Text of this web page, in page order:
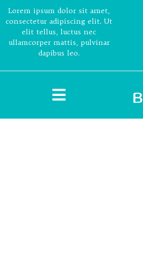
Lorem ipsum dolor sit amet,
consectetur adipiscing elit. Ut
elit tellus, luctus nec
ullamcorper mattis, pulvinar
dapibus leo.